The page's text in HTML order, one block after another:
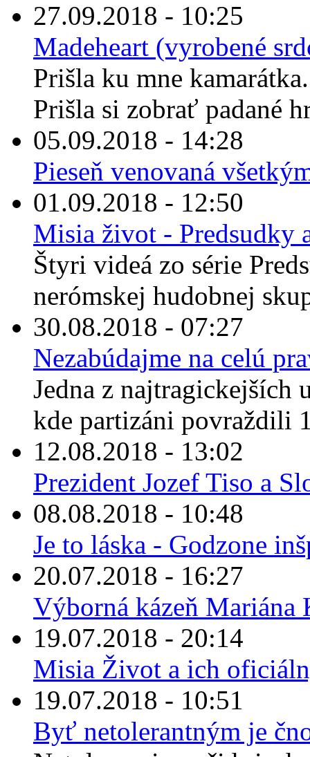
27.09.2018 - 10:25
Madeheart (vyrobené
Prišla ku mne
Prišla si zobrať padané
05.09.2018 - 14:28
Pieseň venovaná
01.09.2018 - 12:50
Misia život - Predsudky
Štyri videá zo série
nerómskej hudobnej
30.08.2018 - 07:27
Nezabúdajme na celú
Jedna z najtragickejších
kde partizáni povraždili
12.08.2018 - 13:02
Prezident Jozef Tiso a
08.08.2018 - 10:48
Je to láska - Godzone
20.07.2018 - 16:27
Výborná kázeň
19.07.2018 - 20:14
Misia Život a ich
19.07.2018 - 10:51
Byť netolerantným je